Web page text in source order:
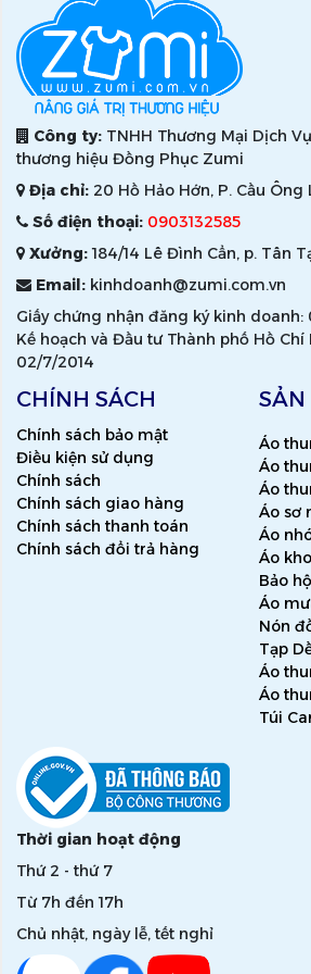
Công ty: TNHH Thương Mại Dịch
thương hiệu Đồng Phục Zumi
Địa chỉ: 20 Hồ Hảo Hớn, P. Cầu Ông
Số điện thoại: 0903132585
Xưởng:184/14 Lê Đình Cẩn, p. Tân
Email: kinhdoanh@zumi.com.vn
Giấy chứng nhận đăng ký kinh
Kế hoạch và Đầu tư Thành phố Hồ
02/7/2014
CHÍNH SÁCH
Chính sách bảo mật
Điều kiện sử dụng
Chính sách
Chính sách giao hàng
Chính sách thanh toán
Chính sách đổi trả hàng
Áo
Áo
Áo
Áo sơ
Áo
Áo
Bảo
Áo
Nón
Tạp
Áo
Áo
Túi
Thời gian hoạt động
Thứ 2 - thứ 7
Từ 7h đến 17h
Chủ nhật, ngày lễ, tết nghỉ